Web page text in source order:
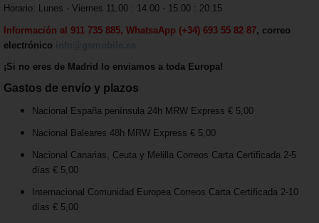
Horario: Lunes - Viernes 11.00 : 14.00 - 15.00 : 20.15
Información al 911 735 885, WhatsaApp (+34) 693 55 82 87, correo
electrónico
¡Si no eres de Madrid lo enviamos a toda Europa!
Gastos de envío y plazos
Nacional España península 24h MRW Express € 5,00
Nacional Baleares 48h MRW Express € 5,00
Nacional Canarias, Ceuta y Melilla Correos Carta Certificada 2-5
días € 5,00
Internacional Comunidad Europea Correos Carta Certificada 2-10
días € 5,00